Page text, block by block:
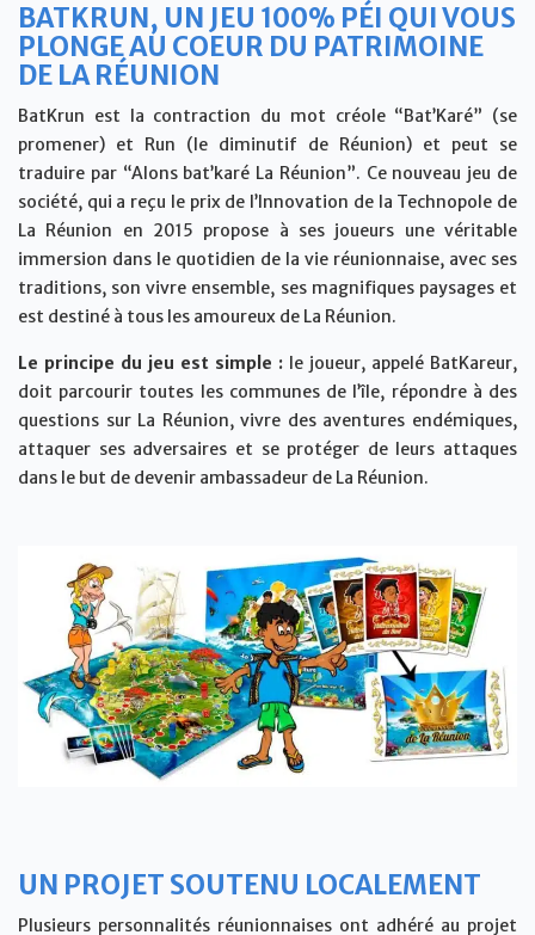
BATKRUN, UN JEU 100% PÉI QUI VOUS
PLONGE AU COEUR DU PATRIMOINE
DE LA RÉUNION
BatKrun est la contraction du mot créole “Bat’Karé” (se
promener) et Run (le diminutif de Réunion) et peut se
traduire par “Alons bat’karé La Réunion”. Ce nouveau jeu de
société, qui a reçu le prix de l’Innovation de la Technopole de
La Réunion en 2015 propose à ses joueurs une véritable
immersion dans le quotidien de la vie réunionnaise, avec ses
traditions, son vivre ensemble, ses magnifiques paysages et
est destiné à tous les amoureux de La Réunion.
Le principe du jeu est simple : le joueur, appelé BatKareur,
doit parcourir toutes les communes de l’île, répondre à des
questions sur La Réunion, vivre des aventures endémiques,
attaquer ses adversaires et se protéger de leurs attaques
dans le but de devenir ambassadeur de La Réunion.
UN PROJET SOUTENU LOCALEMENT
Plusieurs personnalités réunionnaises ont adhéré au projet